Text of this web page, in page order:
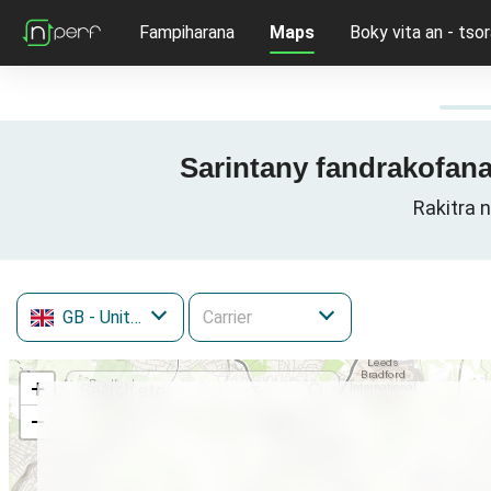
Fampiharana Maps Boky vita an -
Sarintany
Rakitra
GB - United Kingdom
+
−